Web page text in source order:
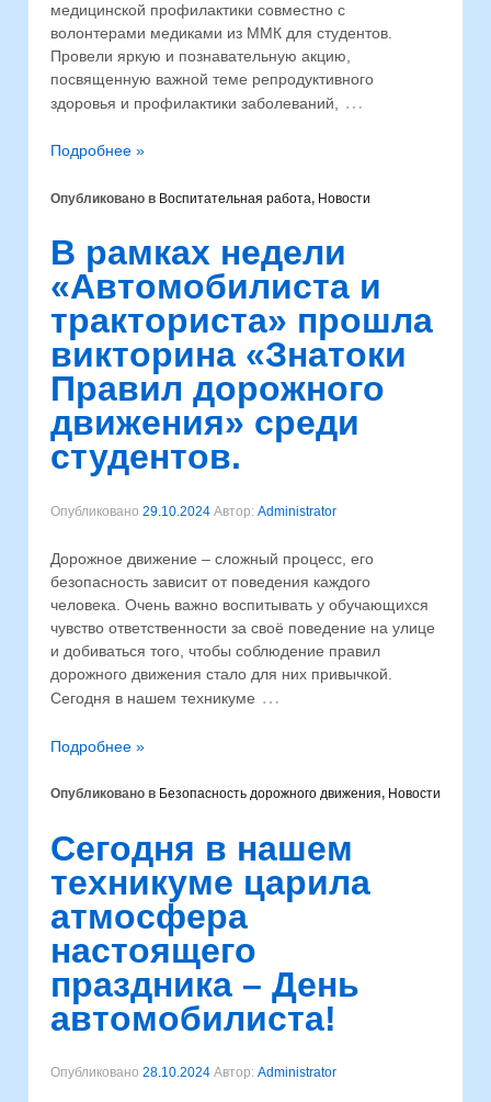
медицинской профилактики совместно с
волонтерами медиками из ММК для студентов.
Провели яркую и познавательную акцию,
посвященную важной теме репродуктивного
здоровья и профилактики заболеваний,
…
Подробнее »
Опубликовано в Воспитательная работа, Новости
В рамках недели
«Автомобилиста и
тракториста» прошла
викторина «Знатоки
Правил дорожного
движения» среди
студентов.
Опубликовано 29.10.2024 Автор: Administrator
Дорожное движение – сложный процесс, его
безопасность зависит от поведения каждого
человека. Очень важно воспитывать у обучающихся
чувство ответственности за своё поведение на улице
и добиваться того, чтобы соблюдение правил
дорожного движения стало для них привычкой.
Сегодня в нашем техникуме …
Подробнее »
Опубликовано в Безопасность дорожного движения, Новости
Сегодня в нашем
техникуме царила
атмосфера
настоящего
праздника – День
автомобилиста!
Опубликовано 28.10.2024 Автор: Administrator